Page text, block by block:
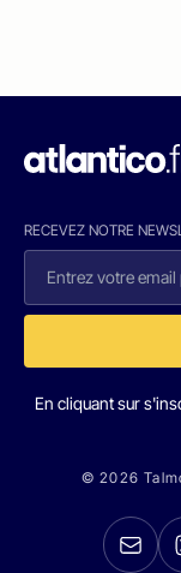
RECEVEZ NOTRE
En cliquant sur
© 2026